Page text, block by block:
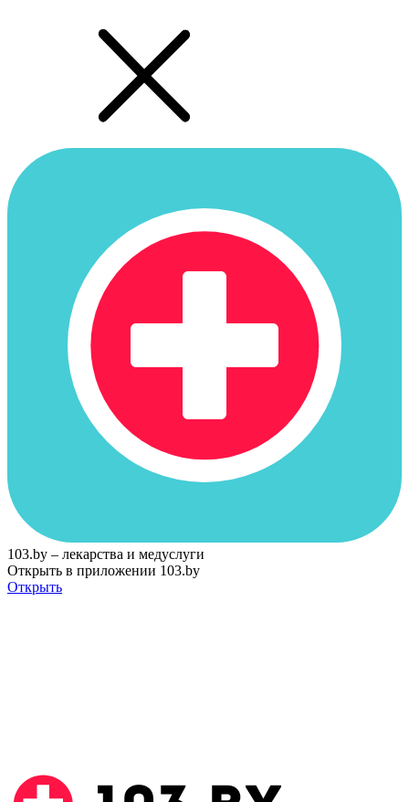
103.by – лекарства и медуслуги
Открыть в приложении 103.by
Открыть